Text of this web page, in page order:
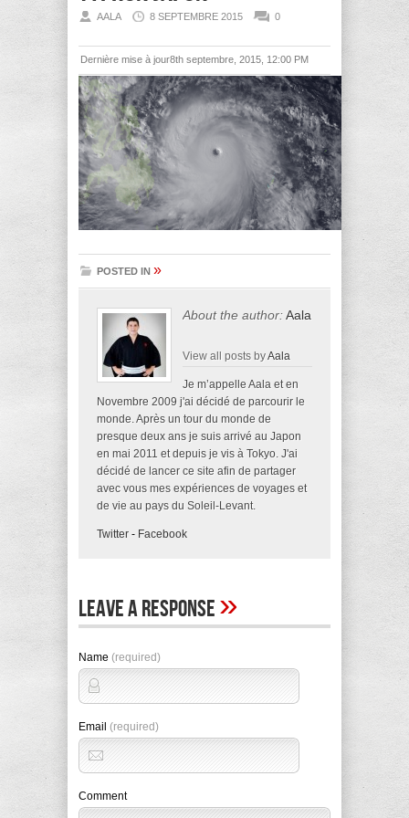
AALA 8 SEPTEMBRE 2015 0
Dernière mise à jour8th septembre, 2015, 12:00 PM
POSTED IN »
About the author:Aala
View all posts byAala
Je m’appelle Aala et en
Novembre 2009 j'ai décidé de parcourir le
monde. Après un tour du monde de
presque deux ans je suis arrivé au Japon
en mai 2011 et depuis je vis à Tokyo. J'ai
décidé de lancer ce site afin de partager
avec vous mes expériences de voyages et
de vie au pays du Soleil-Levant.
Twitter - Facebook
Leave A Response»
Name (required)
Email (required)
Comment